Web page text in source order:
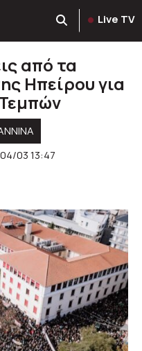
Live TV
από τα
Ηπείρου για
04/03 13:47